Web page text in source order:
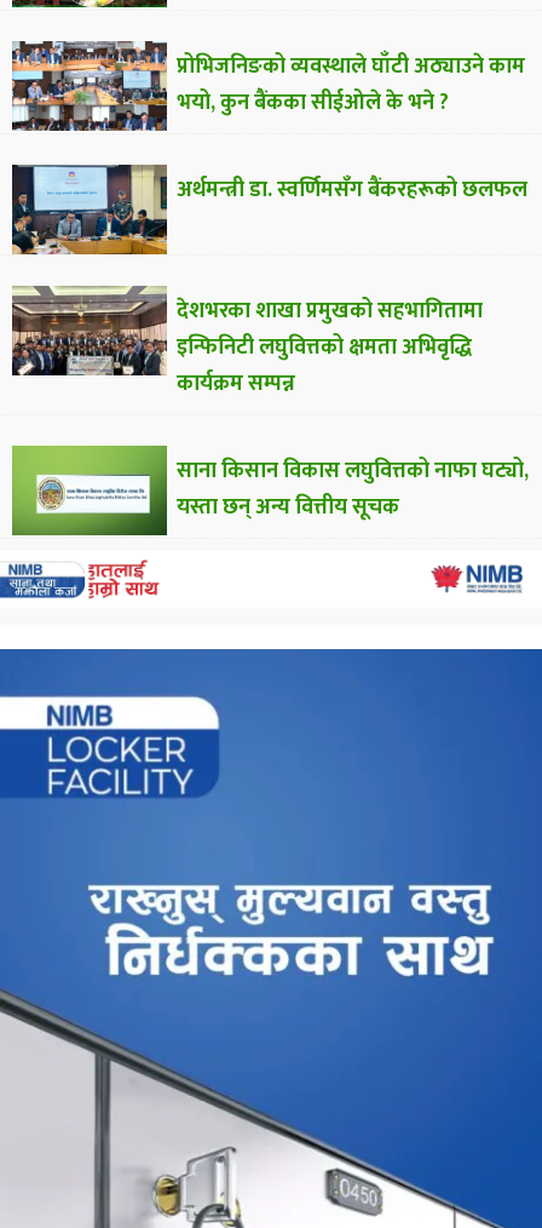
प्रोभिजनिङको व्यवस्थाले घाँटी अठ्याउने काम
भयो, कुन बैंकका सीईओले के भने ?
अर्थमन्त्री डा. स्वर्णिमसँग बैंकरहरूको छलफल
देशभरका शाखा प्रमुखको सहभागितामा
इन्फिनिटी लघुवित्तको क्षमता अभिवृद्धि
कार्यक्रम सम्पन्न
साना किसान विकास लघुवित्तको नाफा घट्यो,
यस्ता छन् अन्य वित्तीय सूचक